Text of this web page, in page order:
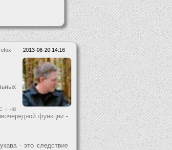
2013-08-20 14:16
- не
функции -
- это следствие